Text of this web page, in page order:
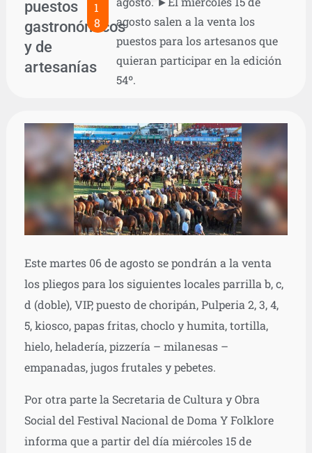
puestos
gastronómicos
y de
artesanías
1
8
agosto salen a la venta los
puestos para los artesanos que
quieran participar en la edición
54º.
Este martes 06 de agosto se pondrán a la venta
los pliegos para los siguientes locales parrilla b, c,
d (doble), VIP, puesto de choripán, Pulperia 2, 3, 4,
5, kiosco, papas fritas, choclo y humita, tortilla,
hielo, heladería, pizzería – milanesas –
empanadas, jugos frutales y pebetes.
Por otra parte la Secretaria de Cultura y Obra
Social del Festival Nacional de Doma Y Folklore
informa que a partir del día miércoles 15 de